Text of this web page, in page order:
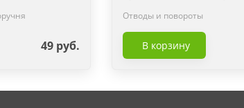
49 руб.
Отводы и повороты
В корзину